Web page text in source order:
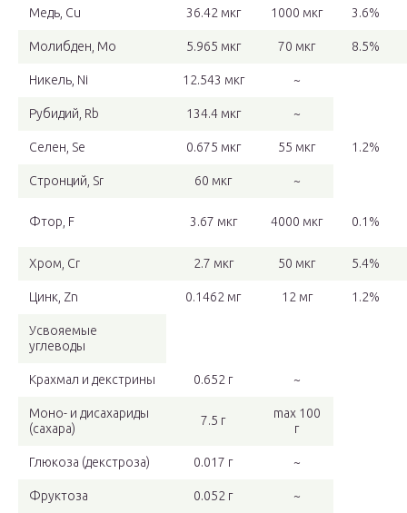
Медь, Cu 36.42 мкг 1000 мкг 3.6%
Молибден, Mo 5.965 мкг 70 мкг 8.5%
Никель, Ni 12.543 мкг ~
Рубидий, Rb 134.4 мкг ~
Селен, Se 0.675 мкг 55 мкг 1.2%
Стронций, Sr 60 мкг ~
Фтор, F 3.67 мкг 4000 мкг 0.1%
Хром, Cr 2.7 мкг 50 мкг 5.4%
Цинк, Zn 0.1462 мг 12 мг 1.2%
Усвояемые
углеводы
Крахмал и декстрины 0.652 г ~
Моно- и дисахариды
(сахара)
7.5 г
max 100
г
Глюкоза (декстроза) 0.017 г ~
Фруктоза 0.052 г ~